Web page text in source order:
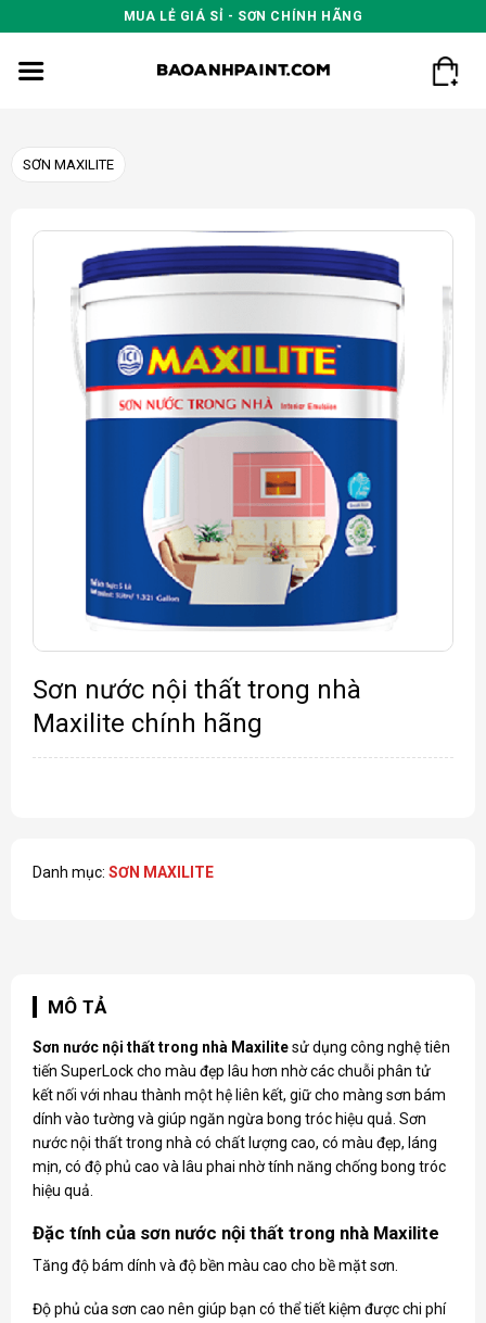
to
content
MUA LẺ GIÁ SỈ - SƠN CHÍNH HÃNG
SƠN MAXILITE
Sơn nước nội thất trong nhà
Maxilite chính hãng
Danh mục: SƠN MAXILITE
MÔ TẢ
Sơn nước nội thất trong nhà Maxilitesử dụng công nghệ tiên
tiến SuperLock cho màu đẹp lâu hơn nhờ các chuỗi phân tử
kết nối với nhau thành một hệ liên kết, giữ cho màng sơn bám
dính vào tường và giúp ngăn ngừa bong tróc hiệu quả. Sơn
nước nội thất trong nhà có chất lượng cao, có màu đẹp, láng
mịn, có độ phủ cao và lâu phai nhờ tính năng chống bong tróc
hiệu quả.
Đặc tính của sơn nước nội thất trong nhà Maxilite
Tăng độ bám dính và độ bền màu cao cho bề mặt sơn.
Độ phủ của sơn cao nên giúp bạn có thể tiết kiệm được chi phí